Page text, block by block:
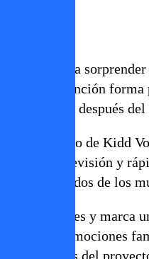
volvió a
. La canción forma
que llega después
melódico de Kidd
tema en televisión y
reúne a dos de
canciones y marca
explora emociones
emotivas del